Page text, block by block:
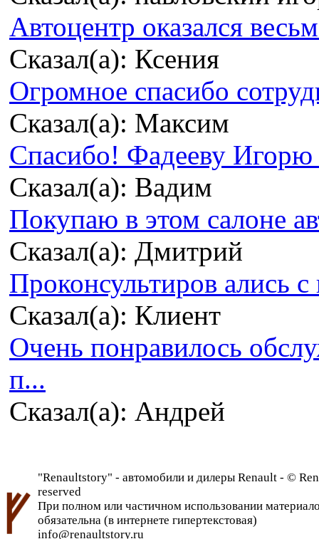
Автоцентр оказался
Сказал(а): Ксения
Огромное спасибо
Сказал(а): Максим
Спасибо! Фадееву Игорю
Сказал(а): Вадим
Покупаю в этом салоне
Сказал(а): Дмитрий
Проконсультиров ались
Сказал(а): Клиент
Очень понравилось
п...
Сказал(а): Андрей
"Renaultstory" - автомобили и дилеры Renault - ©
reserved
При полном или частичном использовании
обязательна (в интернете гипертекстовая)
info@renaultstory.ru